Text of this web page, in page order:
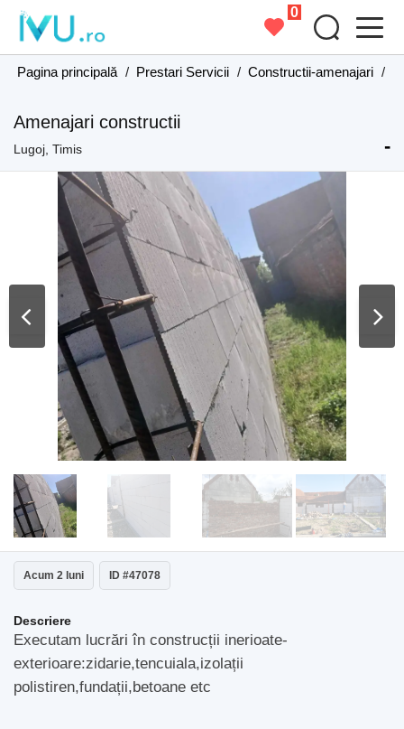
0
Pagina principală / Prestari Servicii / Constructii-amenajari /
Amenajari constructii
Lugoj, Timis -
Acum 2 luni ID #47078
Descriere
Executam lucrări în construcții inerioate-
exterioare:zidarie,tencuiala,izolații
polistiren,fundații,betoane etc